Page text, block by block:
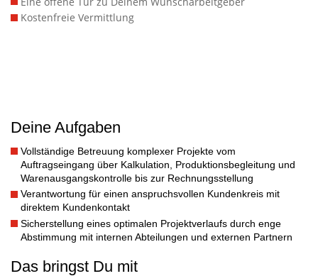
Kostenfreie Vermittlung
Deine Aufgaben
Vollständige Betreuung komplexer Projekte vom
Auftragseingang über Kalkulation, Produktionsbegleitung und
Warenausgangskontrolle bis zur Rechnungsstellung
Verantwortung für einen anspruchsvollen Kundenkreis mit
direktem Kundenkontakt
Sicherstellung eines optimalen Projektverlaufs durch enge
Abstimmung mit internen Abteilungen und externen Partnern
Das bringst Du mit